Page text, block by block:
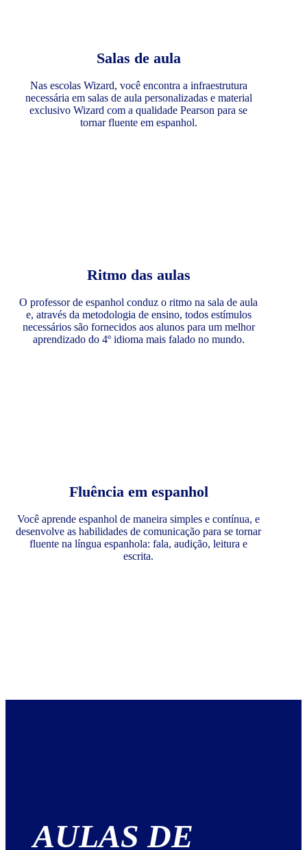
Salas de aula
Nas escolas Wizard, você encontra a infraestrutura
necessária em salas de aula personalizadas e material
exclusivo Wizard com a qualidade Pearson para se
tornar fluente em espanhol.
Ritmo das aulas
O professor de espanhol conduz o ritmo na sala de aula
e, através da metodologia de ensino, todos estímulos
necessários são fornecidos aos alunos para um melhor
aprendizado do 4º idioma mais falado no mundo.
Fluência em espanhol
Você aprende espanhol de maneira simples e contínua, e
desenvolve as habilidades de comunicação para se tornar
fluente na língua espanhola: fala, audição, leitura e
escrita.
AULAS DE